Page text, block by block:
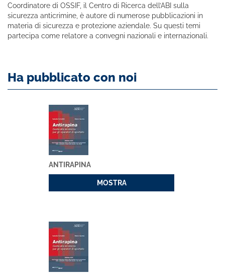
Coordinatore di OSSIF, il Centro di Ricerca dell’ABI sulla
sicurezza anticrimine, è autore di numerose pubblicazioni in
materia di sicurezza e protezione aziendale. Su questi temi
partecipa come relatore a convegni nazionali e internazionali.
Ha pubblicato con noi
ANTIRAPINA
MOSTRA